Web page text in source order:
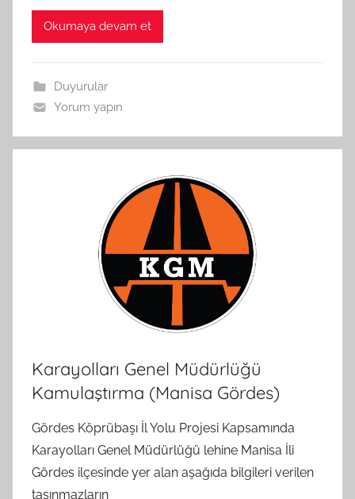
Okumaya devam et
Duyurular
Yorum yapın
Karayolları Genel Müdürlüğü
Kamulaştırma (Manisa Gördes)
Gördes Köprübaşı İl Yolu Projesi Kapsamında
Karayolları Genel Müdürlüğü lehine Manisa İli
Gördes ilçesinde yer alan aşağıda bilgileri verilen
taşınmazların